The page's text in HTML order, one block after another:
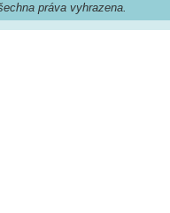
práva vyhrazena.